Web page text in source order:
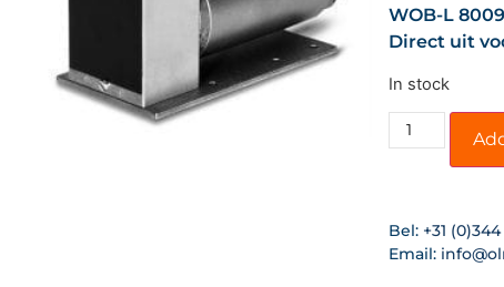
WOB-L
Direct uit
In stock
Bel: +31
Email: